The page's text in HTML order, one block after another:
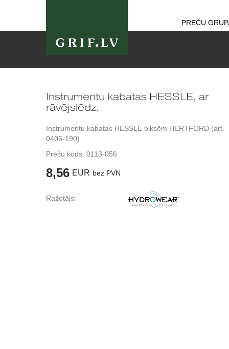
PREČU
Instrumentu kabatas HESSLE, ar
rāvējslēdz.
Instrumentu kabatas HESSLE biksēm HERTFORD (art.
0406-190)
Preču kods: 0113-056
8,56 EUR bez PVN
Ražotājs: